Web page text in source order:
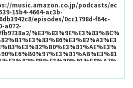
music.amazon.co.jp/podcasts/ec
15b4-4664-ac3b-
episodes/0cc1798d-f64c-
a072-
%E3%83%9E%E3%83%BC%